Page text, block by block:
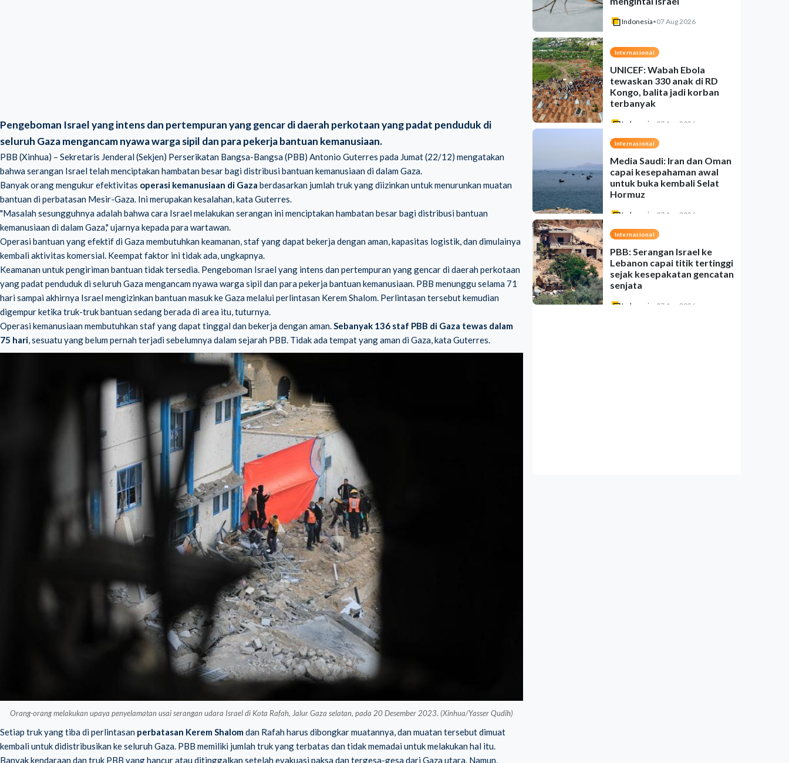
Pengeboman Israel yang intens dan pertempuran yang gencar di daerah perkotaan yang padat penduduk di
seluruh Gaza mengancam nyawa warga sipil dan para pekerja bantuan kemanusiaan.
PBB (Xinhua) – Sekretaris Jenderal (Sekjen) Perserikatan Bangsa-Bangsa (PBB) Antonio Guterres pada Jumat (22/12) mengatakan
bahwa serangan Israel telah menciptakan hambatan besar bagi distribusi bantuan kemanusiaan di dalam Gaza.
Banyak orang mengukur efektivitas operasi kemanusiaan di Gaza berdasarkan jumlah truk yang diizinkan untuk menurunkan muatan
bantuan di perbatasan Mesir-Gaza. Ini merupakan kesalahan, kata Guterres.
"Masalah sesungguhnya adalah bahwa cara Israel melakukan serangan ini menciptakan hambatan besar bagi distribusi bantuan
kemanusiaan di dalam Gaza," ujarnya kepada para wartawan.
Operasi bantuan yang efektif di Gaza membutuhkan keamanan, staf yang dapat bekerja dengan aman, kapasitas logistik, dan dimulainya
kembali aktivitas komersial. Keempat faktor ini tidak ada, ungkapnya.
Keamanan untuk pengiriman bantuan tidak tersedia. Pengeboman Israel yang intens dan pertempuran yang gencar di daerah perkotaan
yang padat penduduk di seluruh Gaza mengancam nyawa warga sipil dan para pekerja bantuan kemanusiaan. PBB menunggu selama 71
hari sampai akhirnya Israel mengizinkan bantuan masuk ke Gaza melalui perlintasan Kerem Shalom. Perlintasan tersebut kemudian
digempur ketika truk-truk bantuan sedang berada di area itu, tuturnya.
Operasi kemanusiaan membutuhkan staf yang dapat tinggal dan bekerja dengan aman.Sebanyak 136 staf PBB di Gaza tewas dalam
75 hari, sesuatu yang belum pernah terjadi sebelumnya dalam sejarah PBB. Tidak ada tempat yang aman di Gaza, kata Guterres.
Orang-orang melakukan upaya penyelamatan usai serangan udara Israel di Kota Rafah, Jalur Gaza selatan, pada 20 Desember 2023. (Xinhua/Yasser Qudih)
Setiap truk yang tiba di perlintasan perbatasan Kerem Shalomdan Rafah harus dibongkar muatannya, dan muatan tersebut dimuat
kembali untuk didistribusikan ke seluruh Gaza. PBB memiliki jumlah truk yang terbatas dan tidak memadai untuk melakukan hal itu.
Banyak kendaraan dan truk PBB yang hancur atau ditinggalkan setelah evakuasi paksa dan tergesa-gesa dari Gaza utara. Namun,
Indonesia•07 Aug 2026
Internasional
UNICEF: Wabah Ebola
tewaskan 330 anak di RD
Kongo, balita jadi korban
terbanyak
Indonesia 07 Aug 2026
Internasional
Media Saudi: Iran dan Oman
capai kesepahaman awal
untuk buka kembali Selat
Hormuz
Indonesia 07 Aug 2026
Internasional
PBB: Serangan Israel ke
Lebanon capai titik tertinggi
sejak kesepakatan gencatan
senjata
Indonesia 07 Aug 2026